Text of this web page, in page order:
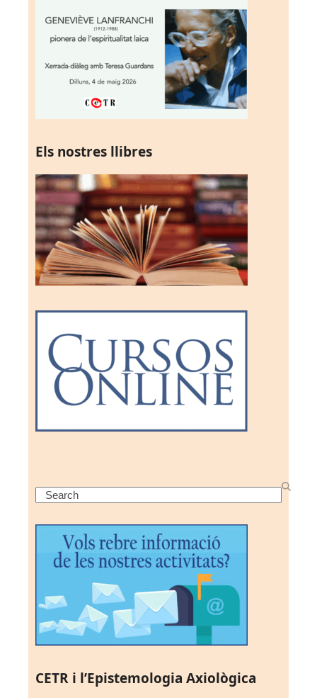
Els nostres llibres
Search
CETR i l’Epistemologia Axiològica